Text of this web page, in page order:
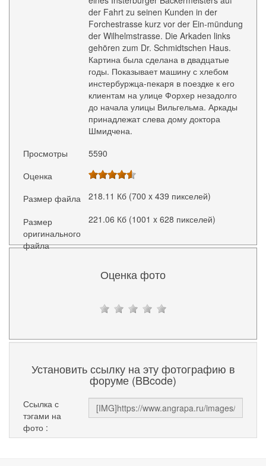
der Fahrt zu seinen Kunden in der
Forchestrasse kurz vor der Ein-mündung
der Wilhelmstrasse. Die Arkaden links
gehören zum Dr. Schmidtschen Haus.
Картина была сделана в двадцатые
годы. Показывает машину с хлебом
инстербуржца-пекаря в поездке к его
клиентам на улице Форхер незадолго
до начала улицы Вильгельма. Аркады
принадлежат слева дому доктора
Шмидчена.
Просмотры
5590
Оценка
Размер файла
218.11 Кб (700 x 439 пикселей)
Размер
оригинального
файла
221.06 Кб (1001 x 628 пикселей)
Оценка фото
Установить ссылку на эту фотографию в
форуме (BBcode)
Ссылка с
тэгами на
фото :